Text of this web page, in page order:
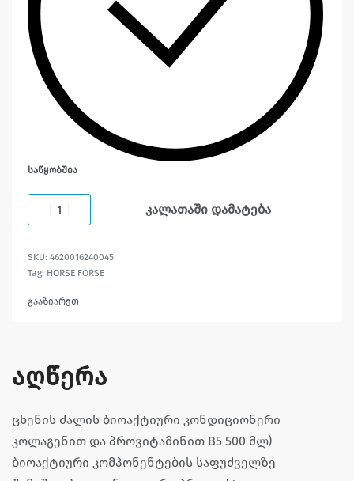
ᲡᲐᲬᲧᲝᲑᲨᲘᲐ
კალათაში დამატება
4620016240045
Tag: HORSE FORSE
გააზიარეთ
აღწერა
ცხენის ძალის ბიოაქტიური კონდიციონერი
კოლაგენით და პროვიტამინით B5 500 მლ)
ბიოაქტიური კომპონენტების საფუძველზე